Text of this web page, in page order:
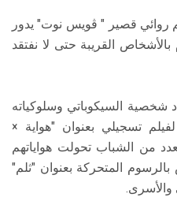
روائي قصير " ڤويس نوت" يدور
القريبة حتى لا نفتقد
شخصية السيكوباتي وسلوكياته
لفيلم تسجيلي بعنوان "هواية ×
من الشباب تحولت هواياتهم
المتحركة بعنوان "ثلم"
والأسرى.